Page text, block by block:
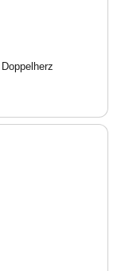
Doppelherz